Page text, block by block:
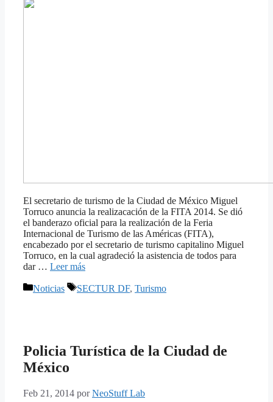
El secretario de turismo de la Ciudad de México Miguel
Torruco anuncia la realizacación de la FITA 2014. Se dió
el banderazo oficial para la realización de la Feria
Internacional de Turismo de las Américas (FITA),
encabezado por el secretario de turismo capitalino Miguel
Torruco, en la cual agradeció la asistencia de todos para
dar … Leer más
Categorías
Noticias Etiquetas
SECTUR DF, Turismo
Policia Turística de la Ciudad de
México
Feb 21, 2014 porNeoStuff Lab